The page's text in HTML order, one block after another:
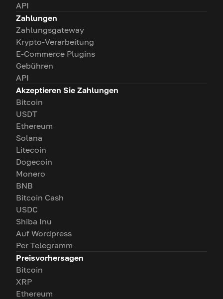
API
Zahlungen
Zahlungsgateway
Krypto-Verarbeitung
E-Commerce Plugins
Gebühren
API
Akzeptieren Sie Zahlungen
Bitcoin
USDT
Ethereum
Solana
Litecoin
Dogecoin
Monero
BNB
Bitcoin Cash
USDC
Shiba Inu
Auf Wordpress
Per Telegramm
Preisvorhersagen
Bitcoin
XRP
Ethereum